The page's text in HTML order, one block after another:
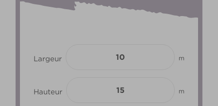
Largeur m
Hauteur m